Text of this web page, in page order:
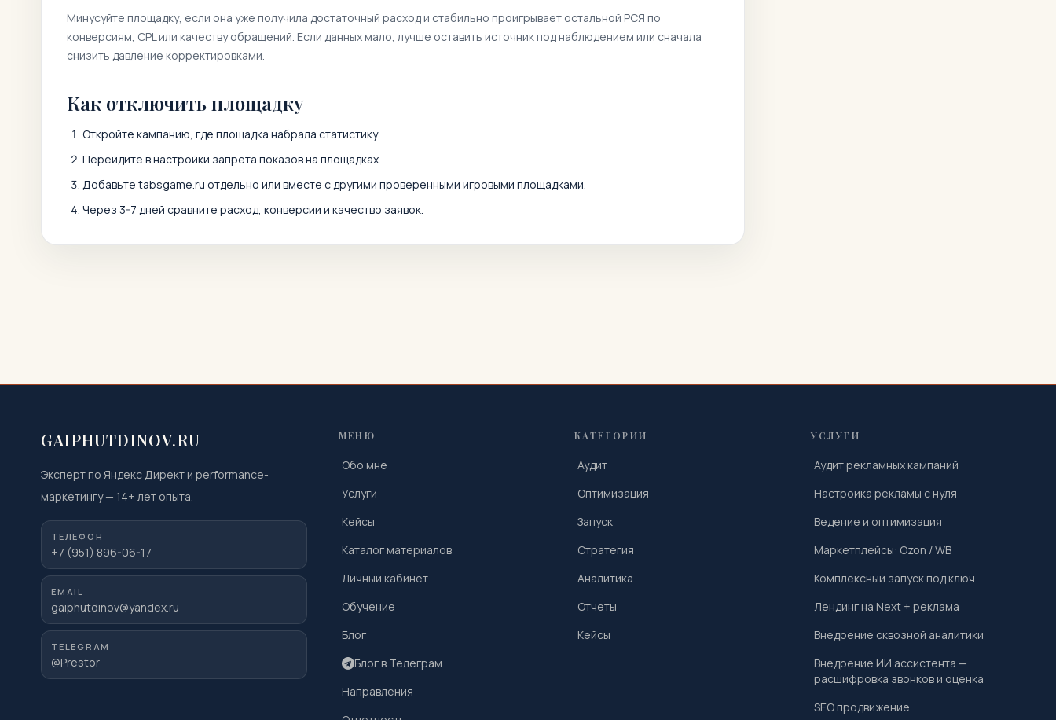
Минусуйте площадку, если она уже получила достаточный расход и стабильно проигрывает остальной РСЯ по
конверсиям, CPL или качеству обращений. Если данных мало, лучше оставить источник под наблюдением или сначала
снизить давление корректировками.
Как отключить площадку
Откройте кампанию, где площадка набрала статистику.
Перейдите в настройки запрета показов на площадках.
Добавьте tabsgame.ru отдельно или вместе с другими проверенными игровыми площадками.
Через 3-7 дней сравните расход, конверсии и качество заявок.
GAIPHUTDINOV.RU
Эксперт по Яндекс Директ и performance-
маркетингу— 14+ лет опыта.
ТЕЛЕФОН
+7 (951) 896-06-17
EMAIL
gaiphutdinov@yandex.ru
TELEGRAM
@Prestor
МЕНЮ
Обо мне
Услуги
Кейсы
Каталог материалов
Личный кабинет
Обучение
Блог
Блог в Телеграм
Направления
КАТЕГОРИИ
Аудит
Оптимизация
Запуск
Стратегия
Аналитика
Отчеты
Кейсы
УСЛУГИ
Аудит рекламных кампаний
Настройка рекламы с нуля
Ведение и оптимизация
Маркетплейсы: Ozon / WB
Комплексный запуск под ключ
Лендинг на Next + реклама
Внедрение сквозной аналитики
Внедрение ИИ ассистента —
расшифровка звонков и оценка
SEO продвижение